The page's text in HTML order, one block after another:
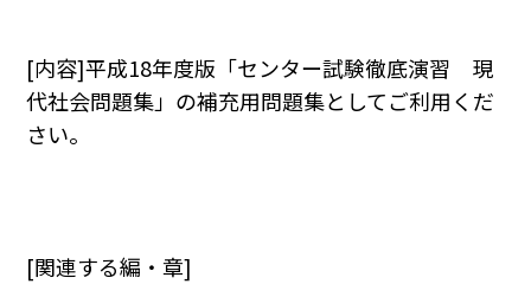
[内容]平成18年度版「センター試験徹底演習 現
代社会問題集」の補充用問題集としてご利用くだ
さい。
[関連する編・章]